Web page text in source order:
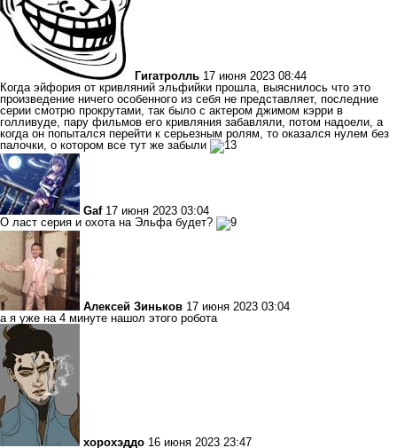
Гигатролль 17 июня 2023 08:44
Когда эйфория от кривляний эльфийки прошла, выяснилось что это
произведение ничего особенного из себя не представляет, последние
серии смотрю прокрутами, так было с актером джимом кэрри в
голливуде, пару фильмов его кривляния забавляли, потом надоели, а
когда он попытался перейти к серьезным ролям, то оказался нулем без
палочки, о котором все тут же забыли
Gaf 17 июня 2023 03:04
О ласт серия и охота на Эльфа будет?
Алексей Зиньков 17 июня 2023 03:04
а я уже на 4 минуте нашол этого робота
хорохэддо 16 июня 2023 23:47